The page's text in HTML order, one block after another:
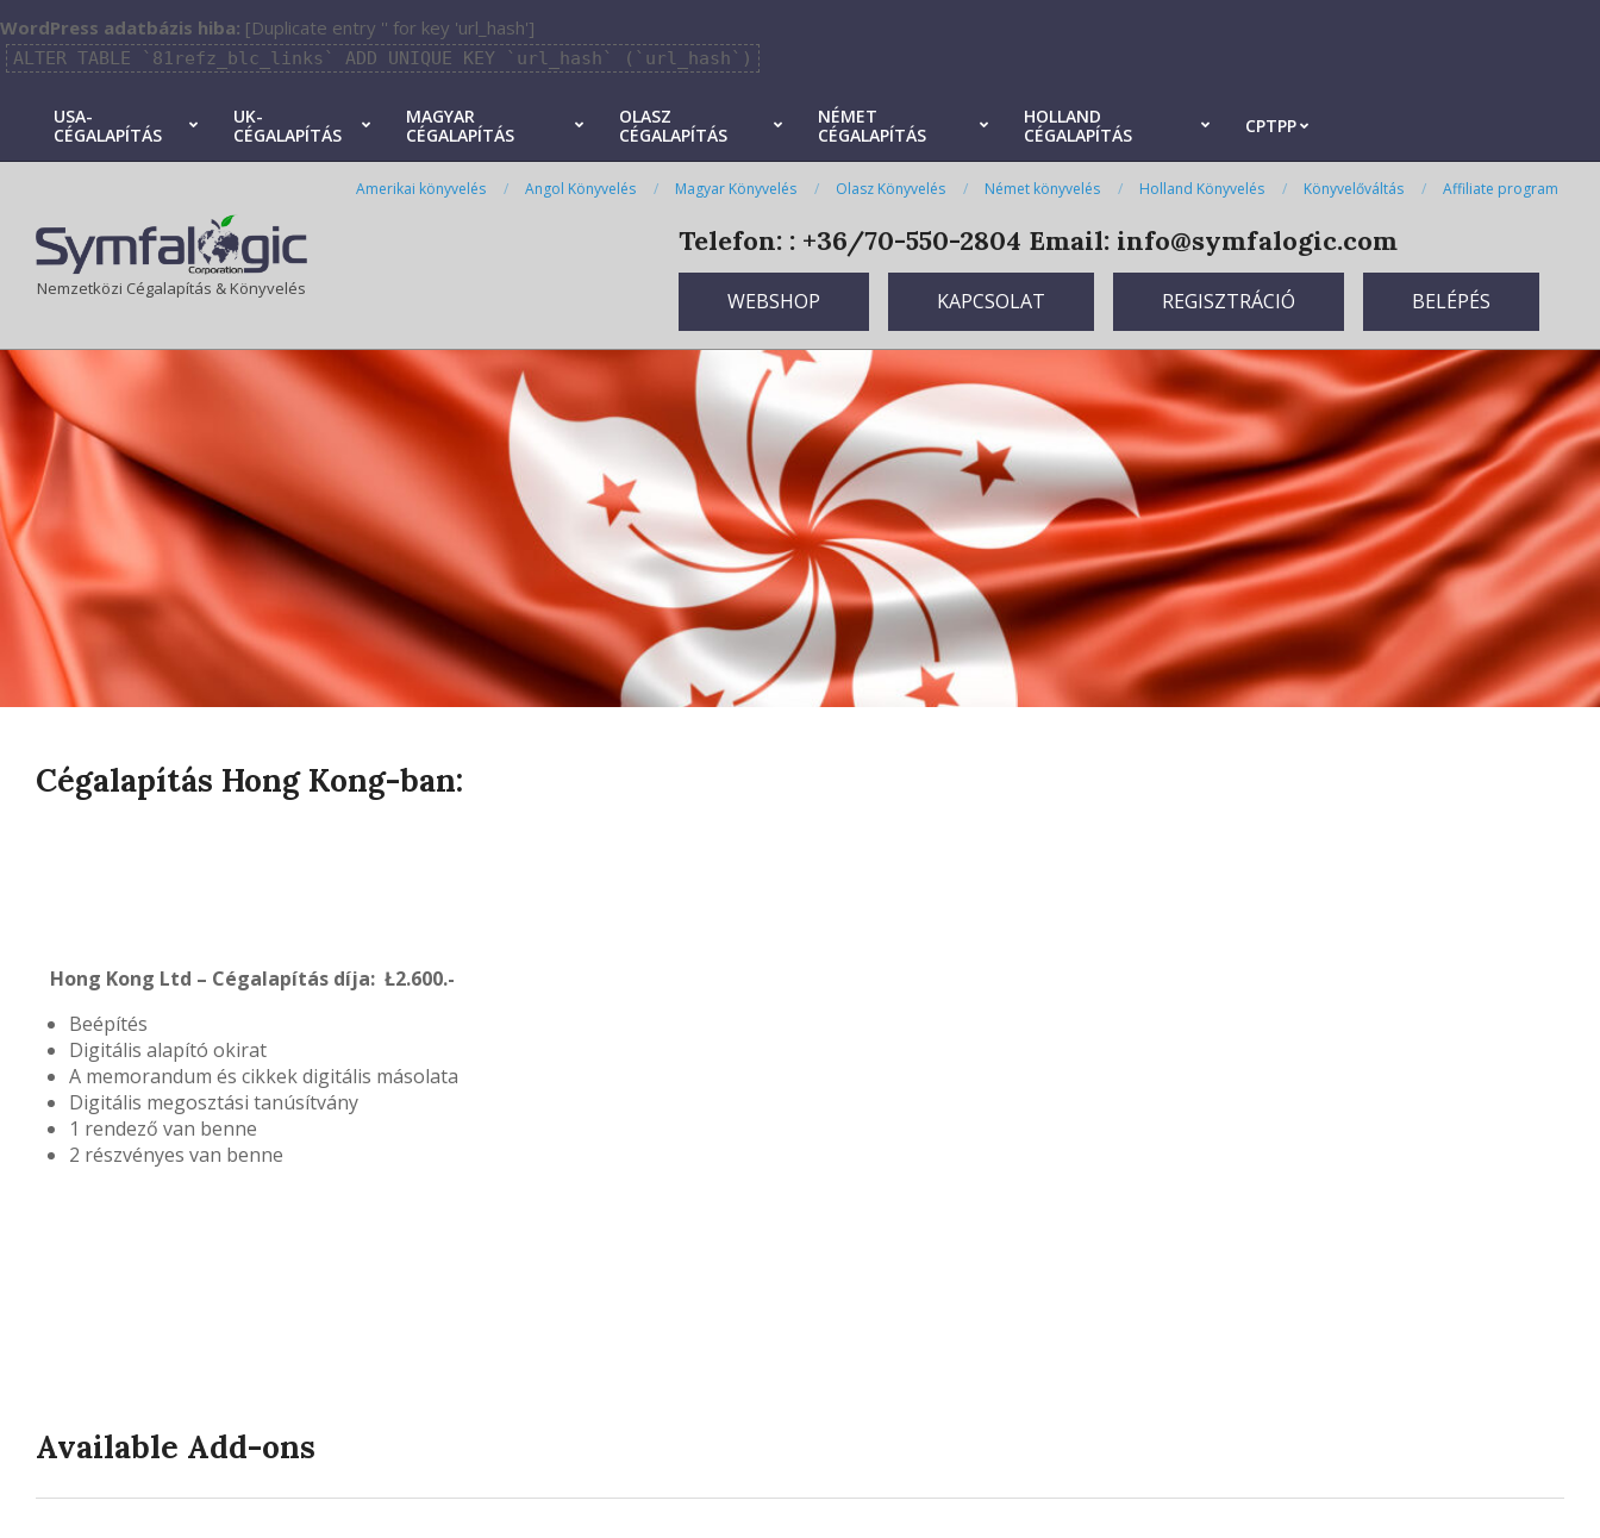
WordPress adatbázis hiba: [Duplicate entry '' for key 'url_hash']
ALTER TABLE `81refz_blc_links` ADD UNIQUE KEY `url_hash` (`url_hash`)
content
Primary
USA-
CÉGALAPÍTÁS
UK-
CÉGALAPÍTÁS
MAGYAR
CÉGALAPÍTÁS
OLASZ
CÉGALAPÍTÁS
NÉMET
CÉGALAPÍTÁS
HOLLAND
CÉGALAPÍTÁS
CPTPP
Nemzetközi Cégalapítás & Könyvelés
Amerikai könyvelés Angol Könyvelés Magyar Könyvelés Olasz Könyvelés Német könyvelés Holland Könyvelés Könyvelőváltás Affiliate program
Telefon: : +36/70-550-2804 Email: info@symfalogic.com
WEBSHOP KAPCSOLAT REGISZTRÁCIÓ BELÉPÉS
Cégalapítás Hong Kong-ban:
Hong Kong Ltd – Cégalapítás díja: Ł2.600.-
Beépítés
Digitális alapító okirat
A memorandum és cikkek digitális másolata
Digitális megosztási tanúsítvány
1 rendező van benne
2 részvényes van benne
Available Add-ons